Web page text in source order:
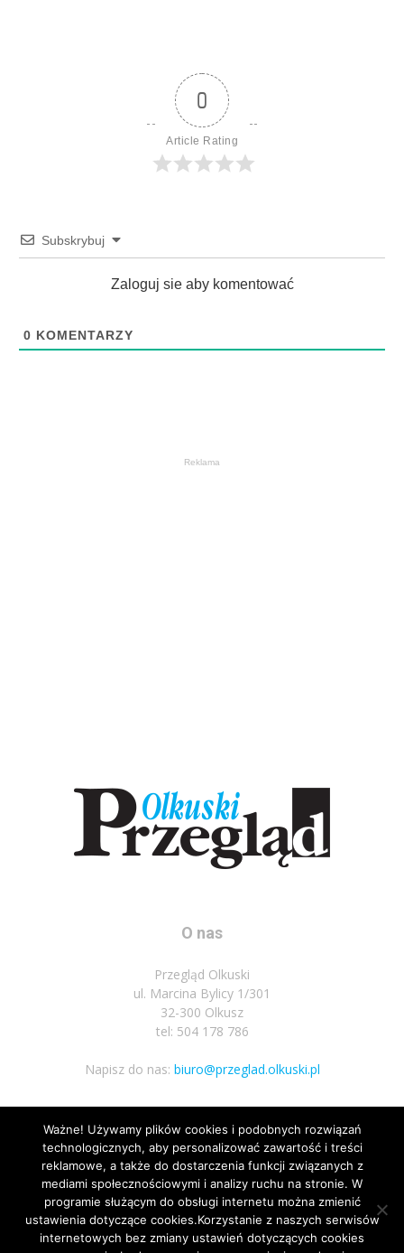
0
Article Rating
Subskrybuj
Zaloguj sie aby komentować
0 KOMENTARZY
Reklama
O nas
Przegląd Olkuski
ul. Marcina Bylicy 1/301
32-300 Olkusz
tel: 504 178 786
Napisz do nas: biuro@przeglad.olkuski.pl
Podążaj za nami
Ważne! Używamy plików cookies i podobnych rozwiązań
technologicznych, aby personalizować zawartość i treści
reklamowe, a także do dostarczenia funkcji związanych z
mediami społecznościowymi i analizy ruchu na stronie. W
programie służącym do obsługi internetu można zmienić
ustawienia dotyczące cookies.Korzystanie z naszych serwisów
internetowych bez zmiany ustawień dotyczących cookies